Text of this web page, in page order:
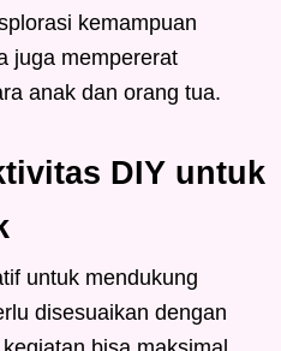
kemampuan
juga mempererat
anak dan orang tua.
DIY untuk
untuk mendukung
disesuaikan dengan